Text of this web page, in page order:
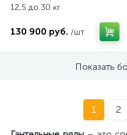
12,5 до 30 кг
130 900 руб. /шт
Показать
1 2